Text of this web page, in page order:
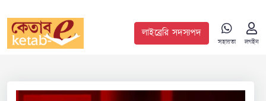
লাইব্রেরি সদস্যপদ
সহায়তা লগইন